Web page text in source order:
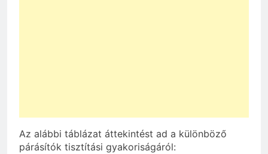
Az alábbi táblázat áttekintést ad a különböző
párásítók tisztítási gyakoriságáról: